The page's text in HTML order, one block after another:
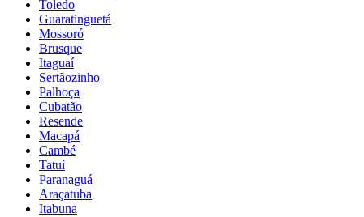
Toledo
Guaratinguetá
Mossoró
Brusque
Itaguaí
Sertãozinho
Palhoça
Cubatão
Resende
Macapá
Cambé
Tatuí
Paranaguá
Araçatuba
Itabuna